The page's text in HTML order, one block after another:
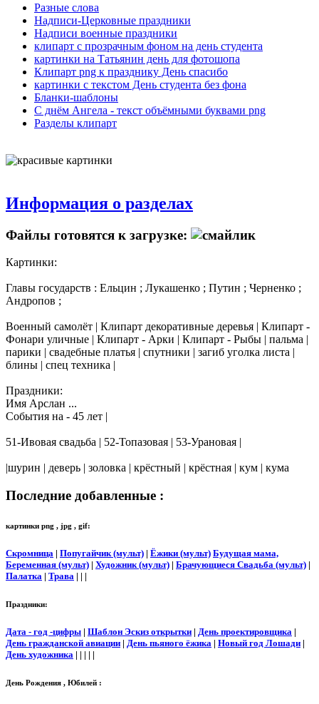
Разные слова
Надписи-Церковные праздники
Надписи военные праздники
клипарт с прозрачным фоном на день студента
картинки на Татьянин день для фотошопа
Клипарт png к празднику День спасибо
картинки с текстом День студента без фона
Бланки-шаблоны
С днём Ангела - текст объёмными буквами png
Разделы клипарт
Информация о разделах
Файлы готовятся к загрузке:
Картинки:
Главы государств : Ельцин ; Лукашенко ; Путин ; Черненко ;
Андропов ;
Военный самолёт | Клипарт декоративные деревья | Клипарт -
Фонари уличные | Клипарт - Арки | Клипарт - Рыбы | пальма |
парики | свадебные платья | спутники | загиб уголка листа |
блины | спец техника |
Праздники:
Имя Арслан ...
События на - 45 лет |
51-Ивовая свадьба | 52-Топазовая | 53-Урановая |
|шурин | деверь | золовка | крёстный | крёстная | кум | кума
Последние добавленные :
картинки png , jpg , gif:
Скромница | Попугайчик (мульт) | Ёжики (мульт) Будущая мама,
Беременная (мульт) | Художник (мульт) | Брачующиеся Свадьба (мульт) |
Палатка | Трава | | |
Праздники:
Дата - год -цифры | Шаблон Эскиз открытки | День проектировщика |
День гражданской авиации | День пьяного ёжика | Новый год Лошади |
День художника | | | | |
День Рождения , Юбилей :